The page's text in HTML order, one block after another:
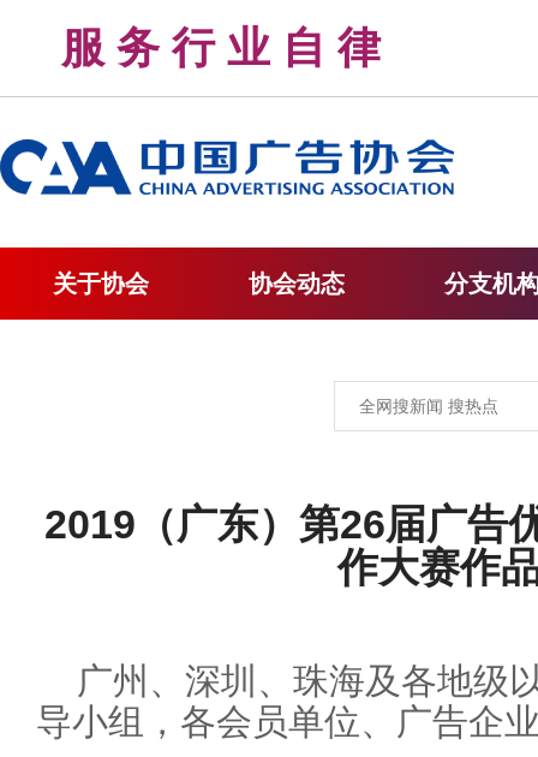
服 务 行 业 自 律
关于协会 协会动态 分支机
2019（广东）第26届广告
作大赛作
广州、深圳、珠海及各地级
导小组，各会员单位、广告企